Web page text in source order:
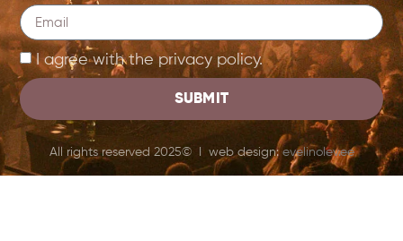
I agree with the privacy policy.
SUBMIT
All rights reserved 2025© I web design: evelinolev.ee